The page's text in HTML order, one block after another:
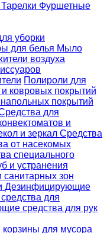
Тарелки Фуршетные
уборки
для белья Мыло
воздуха
Полироли для
ковровых покрытий
покрытий
для
и
и зеркал Средства
от насекомых
специального
и устранения
санитарных зон
Дезинфицирующие
для
средства для рук
корзины для мусора